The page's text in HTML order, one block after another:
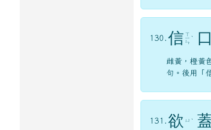
130. 信 ㄒ
ㄧ
ㄣ
ˋ 口
雌黃，橙黃
句。後用「
131. 欲 ㄩ ˋ